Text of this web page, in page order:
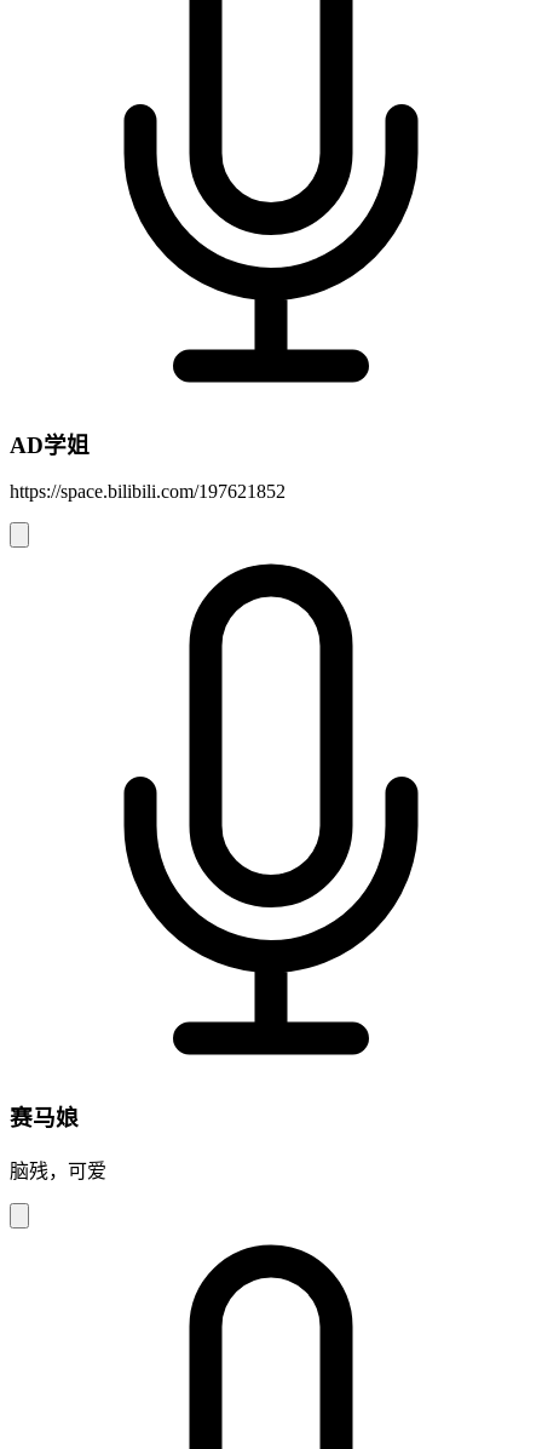
AD学姐
https://space.bilibili.com/197621852
赛马娘
脑残，可爱